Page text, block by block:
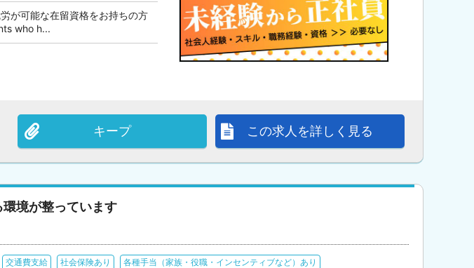
が可能な在留資格をお持ちの方
who h...
この求人を詳しく見る
キープ
境が整っています
交通費支給 社会保険あり 各種手当（家族・役職・インセンティブなど）あり